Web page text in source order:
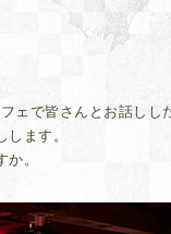
ェで皆さんとお話し
ます。
。